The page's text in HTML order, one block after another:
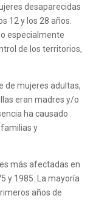
desaparecidas
12 y los 28 años.
especialmente
de los territorios,
de mujeres adultas,
eran madres y/o
ha causado
y
más afectadas en
y 1985. La mayoría
años de